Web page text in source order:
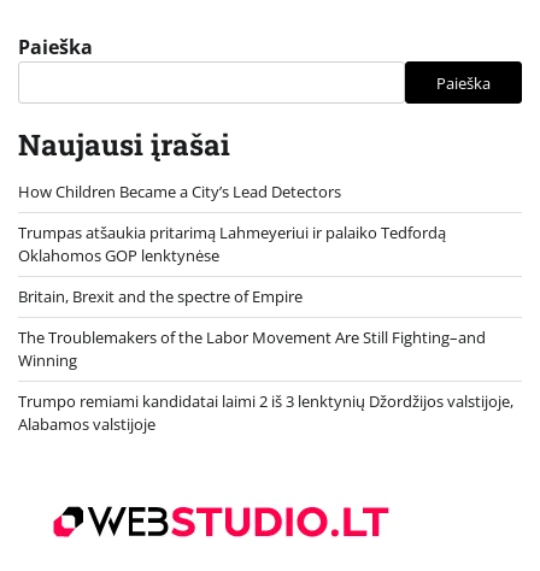
Paieška
Paieška
Naujausi įrašai
How Children Became a City’s Lead Detectors
Trumpas atšaukia pritarimą Lahmeyeriui ir palaiko Tedfordą
Oklahomos GOP lenktynėse
Britain, Brexit and the spectre of Empire
The Troublemakers of the Labor Movement Are Still Fighting–and
Winning
Trumpo remiami kandidatai laimi 2 iš 3 lenktynių Džordžijos valstijoje,
Alabamos valstijoje